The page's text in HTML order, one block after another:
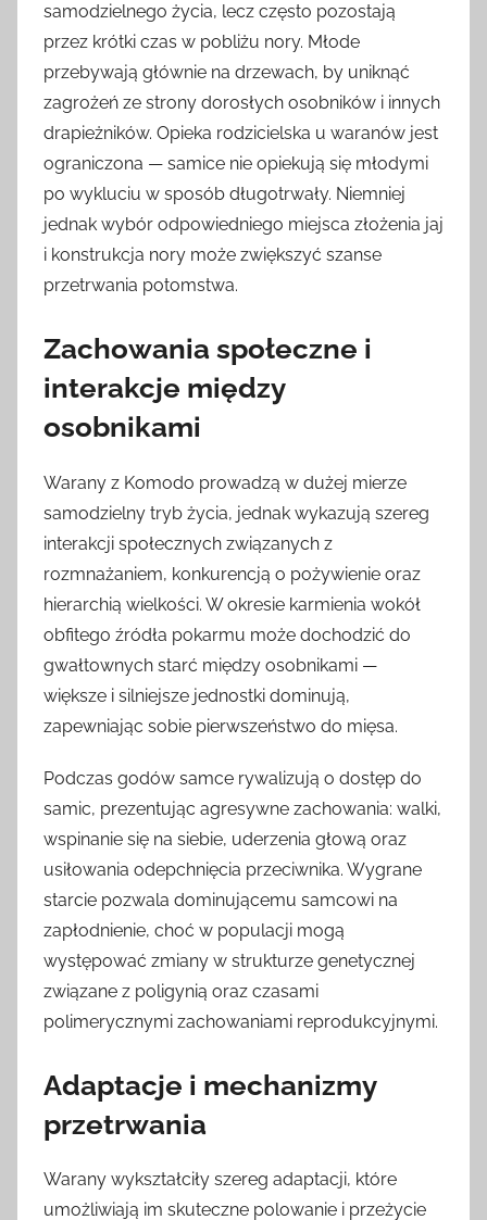
samodzielnego życia, lecz często pozostają
przez krótki czas w pobliżu nory. Młode
przebywają głównie na drzewach, by uniknąć
zagrożeń ze strony dorosłych osobników i innych
drapieżników. Opieka rodzicielska u waranów jest
ograniczona — samice nie opiekują się młodymi
po wykluciu w sposób długotrwały. Niemniej
jednak wybór odpowiedniego miejsca złożenia jaj
i konstrukcja nory może zwiększyć szanse
przetrwania potomstwa.
Zachowania społeczne i
interakcje między
osobnikami
Warany z Komodo prowadzą w dużej mierze
samodzielny tryb życia, jednak wykazują szereg
interakcji społecznych związanych z
rozmnażaniem, konkurencją o pożywienie oraz
hierarchią wielkości. W okresie karmienia wokół
obfitego źródła pokarmu może dochodzić do
gwałtownych starć między osobnikami —
większe i silniejsze jednostki dominują,
zapewniając sobie pierwszeństwo do mięsa.
Podczas godów samce rywalizują o dostęp do
samic, prezentując agresywne zachowania: walki,
wspinanie się na siebie, uderzenia głową oraz
usiłowania odepchnięcia przeciwnika. Wygrane
starcie pozwala dominującemu samcowi na
zapłodnienie, choć w populacji mogą
występować zmiany w strukturze genetycznej
związane z poligynią oraz czasami
polimerycznymi zachowaniami reprodukcyjnymi.
Adaptacje i mechanizmy
przetrwania
Warany wykształciły szereg adaptacji, które
umożliwiają im skuteczne polowanie i przeżycie